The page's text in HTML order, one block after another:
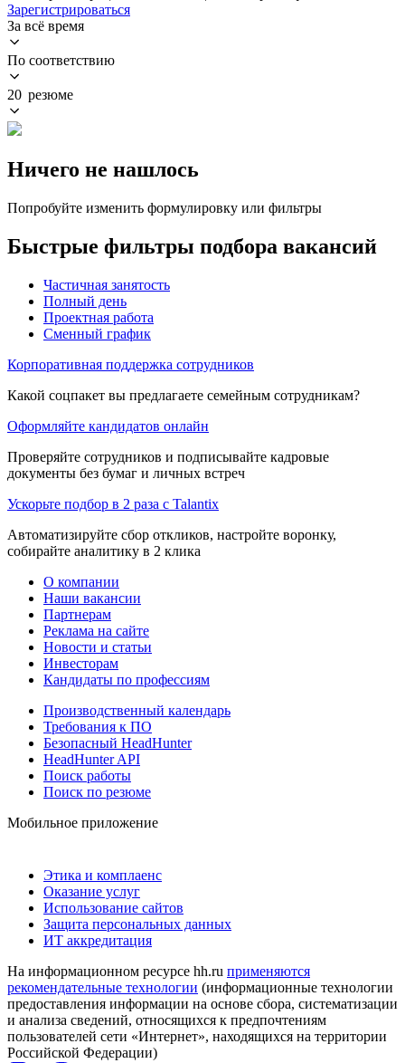
Зарегистрироваться
За всё время
По соответствию
20 резюме
Ничего не нашлось
Попробуйте изменить формулировку или фильтры
Быстрые фильтры подбора вакансий
Частичная занятость
Полный день
Проектная работа
Сменный график
Корпоративная поддержка сотрудников
Какой соцпакет вы предлагаете семейным сотрудникам?
Оформляйте кандидатов онлайн
Проверяйте сотрудников и подписывайте кадровые
документы без бумаг и личных встреч
Ускорьте подбор в 2 раза с Talantix
Автоматизируйте сбор откликов, настройте воронку,
собирайте аналитику в 2 клика
О компании
Наши вакансии
Партнерам
Реклама на сайте
Новости и статьи
Инвесторам
Кандидаты по профессиям
Производственный календарь
Требования к ПО
Безопасный HeadHunter
HeadHunter API
Поиск работы
Поиск по резюме
Мобильное приложение
Этика и комплаенс
Оказание услуг
Использование сайтов
Защита персональных данных
ИТ аккредитация
На информационном ресурсе hh.ru применяются
рекомендательные технологии (информационные технологии
предоставления информации на основе сбора, систематизации
и анализа сведений, относящихся к предпочтениям
пользователей сети «Интернет», находящихся на территории
Российской Федерации)